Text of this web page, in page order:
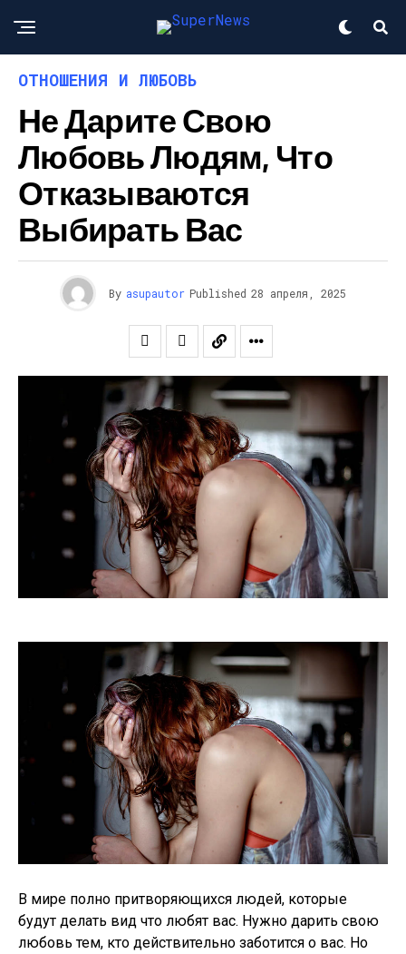
ОТНОШЕНИЯ И ЛЮБОВЬ
Не Дарите Свою
Любовь Людям, Что
Отказываются
Выбирать Вас
By asupautor Published 28 апреля, 2025
В мире полно притворяющихся людей, которые
будут делать вид что любят вас. Нужно дарить свою
любовь тем, кто действительно заботится о вас. Но